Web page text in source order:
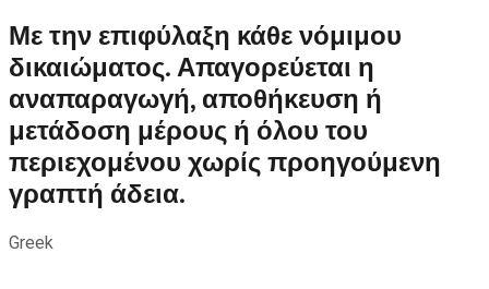
Με την επιφύλαξη κάθε νόμιμου
δικαιώματος. Απαγορεύεται η
αναπαραγωγή, αποθήκευση ή
μετάδοση μέρους ή όλου του
περιεχομένου χωρίς προηγούμενη
γραπτή άδεια.
Greek